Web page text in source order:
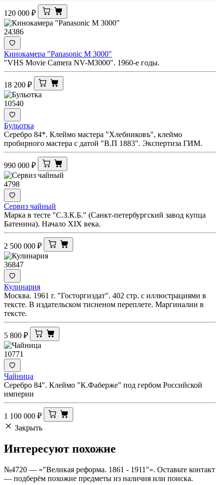
120 000 ₽
24386
Кинокамера "Panasonic M 3000"
"VHS Movie Camera NV-M3000". 1960-е годы.
18 200 ₽
10540
Бульотка
Серебро 84*. Клеймо мастера "Хлебниковъ", клеймо
пробирного мастера с датой "В.П 1883". Экспертиза ГИМ.
990 000 ₽
4798
Сервиз чайный
Марка в тесте "С.З.К.Б." (Санкт-петербургский завод купца
Батенина). Начало XIX века.
2 500 000 ₽
36847
Кулинария
Москва. 1961 г. "Госторгиздат". 402 стр. с иллюстрациями в
тексте. В издательском тисненом переплете. Маргиналии в
тексте.
5 800 ₽
10771
Чайница
Серебро 84". Клеймо "К.Фаберже" под гербом Российской
империи
1 100 000 ₽
Закрыть
Интересуют похожие
№4720 — «"Великая реформа. 1861 - 1911"». Оставьте контакт
— подберём похожие предметы из наличия или поиска.